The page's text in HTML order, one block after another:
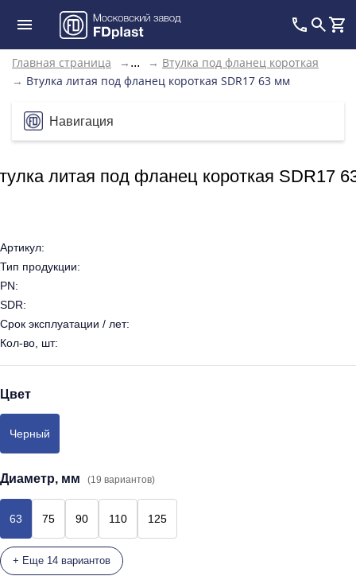
Главная страница → ... → Втулка под фланец короткая
→ Втулка литая под фланец короткая SDR17 63 мм
Навигация
литая под фланец короткая SDR17
Артикул:
Тип продукции:
PN:
SDR:
Срок эксплуатации / лет:
Кол-во, шт:
Цвет
Черный
Диаметр, мм (19 вариантов)
63 75 90 110 125
+ Еще 14 вариантов